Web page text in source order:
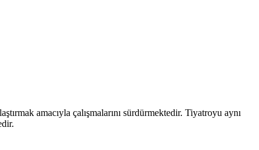
amacıyla çalışmalarını sürdürmektedir. Tiyatroyu aynı